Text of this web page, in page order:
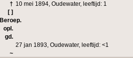
† 10 mei 1894, Oudewater, leeftijd: 1
[ ]
Beroep.
opl.
gd.
27 jan 1893, Oudewater, leeftijd: <1
~